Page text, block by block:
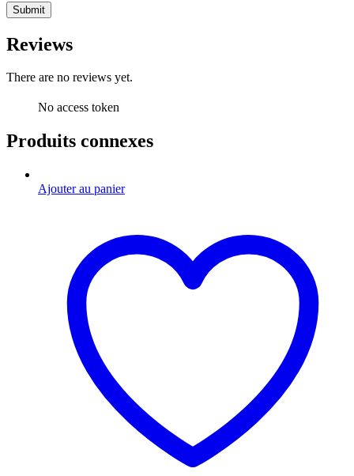
Reviews
There are no reviews yet.
No access token
Produits connexes
Ajouter au panier